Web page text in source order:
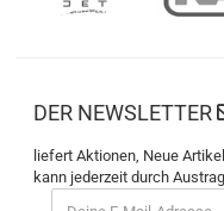
DER NEWSLETTER
liefert Aktionen, Neue
kann jederzeit durch